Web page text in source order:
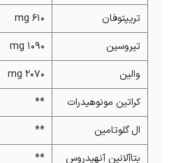
تریپتوفان
610 mg
تیروسین
1090 mg
والین
2070 mg
کراتین مونوهیدرات
**
ال گلوتامین
**
بتاآلانین آنهیدروس
**